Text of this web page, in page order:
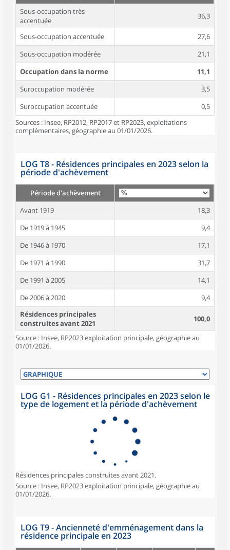
Sous-occupation très
accentuée
36,3
Sous-occupation accentuée
27,6
Sous-occupation modérée
21,1
Occupation dans la norme
11,1
Suroccupation modérée
3,5
Suroccupation accentuée
0,5
Sources : Insee, RP2012, RP2017 et RP2023, exploitations
complémentaires, géographie au 01/01/2026.
LOG T8 - Résidences principales en 2023 selon la
période d'achèvement
Période d'achèvement
Avant 1919
18,3
De 1919 à 1945
9,4
De 1946 à 1970
17,1
De 1971 à 1990
31,7
De 1991 à 2005
14,1
De 2006 à 2020
9,4
Résidences principales
construites avant 2021
100,0
Source : Insee, RP2023 exploitation principale, géographie au
01/01/2026.
LOG G1 - Résidences principales en 2023 selon le
type de logement et la période d'achèvement
Résidences principales construites avant 2021.
Source : Insee, RP2023 exploitation principale, géographie au
01/01/2026.
LOG T9 - Ancienneté d'emménagement dans la
résidence principale en 2023